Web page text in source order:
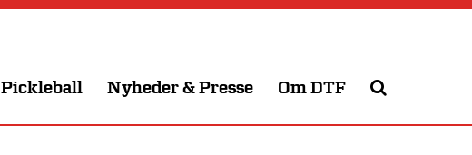
Pickleball Nyheder & Presse Om DTF